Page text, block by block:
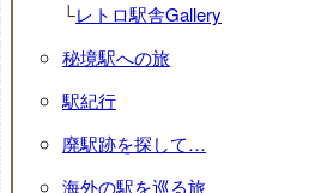
└レトロ駅舎Gallery
秘境駅への旅
駅紀行
廃駅跡を探して…
海外の駅を巡る旅